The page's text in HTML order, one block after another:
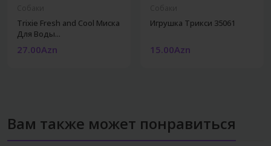
Trixie Fresh and Cool Миска
Для Воды...
27.00Azn
Игрушка Трикси 35061
15.00Azn
Вам также может понравиться